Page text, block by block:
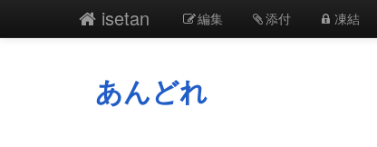
isetan 編集 添付 凍結
あんどれ